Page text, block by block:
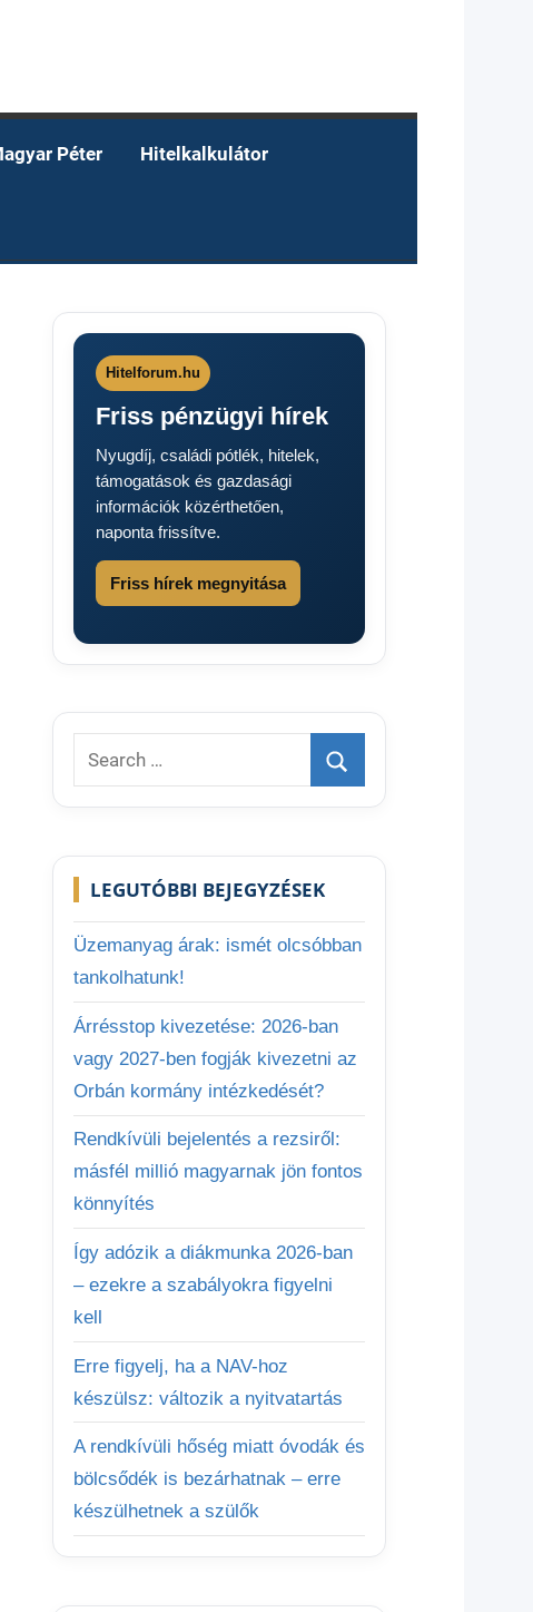
Péter Hitelkalkulátor
Hitelforum.hu
Friss pénzügyi hírek
Nyugdíj, családi pótlék, hitelek,
támogatások és gazdasági
információk közérthetően,
naponta frissítve.
Friss hírek megnyitása
Search
for:
Search
LEGUTÓBBI BEJEGYZÉSEK
Üzemanyag árak: ismét olcsóbban
tankolhatunk!
Árrésstop kivezetése: 2026-ban
vagy 2027-ben fogják kivezetni az
Orbán kormány intézkedését?
Rendkívüli bejelentés a rezsiről:
másfél millió magyarnak jön fontos
könnyítés
Így adózik a diákmunka 2026-ban
– ezekre a szabályokra figyelni
kell
Erre figyelj, ha a NAV-hoz
készülsz: változik a nyitvatartás
A rendkívüli hőség miatt óvodák és
bölcsődék is bezárhatnak – erre
készülhetnek a szülők